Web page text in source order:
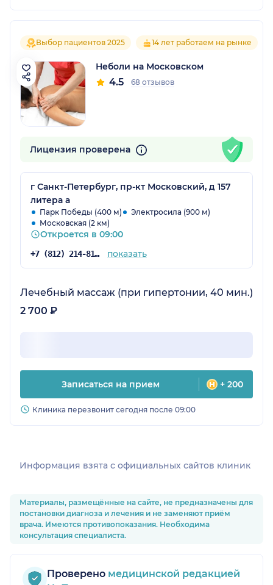
Выбор пациентов 2025 14 лет работаем на рынке
Неболи на Московском
4.5 68 отзывов
Лицензия проверена
г Санкт-Петербург, пр-кт Московский, д 157
литера а
Парк Победы (400 м)
Электросила (900 м)
Московская (2 км)
Откроется в 09:00
+7 (812) 214-81-73 показать
Лечебный массаж (при гипертонии, 40 мин.)
2 700 ₽
Записаться на прием + 200
Клиника перезвонит сегодня после 09:00
Информация взята c официальных сайтов клиник
Материалы, размещённые на сайте, не предназначены для
постановки диагноза и лечения и не заменяют приём
врача. Имеются противопоказания. Необходима
консультация специалиста.
Проверено медицинской редакцией